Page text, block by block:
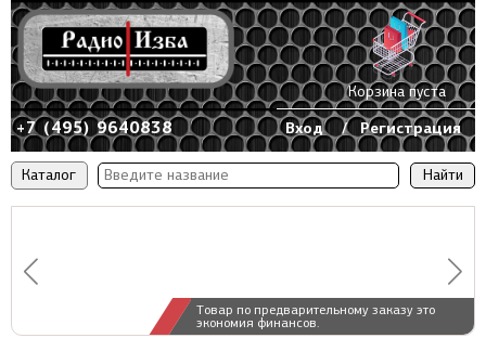
Каталог
Товар по предварительному заказу это
экономия финансов.
+7 (495) 9640838 Вход / Регистрация
Корзина пуста